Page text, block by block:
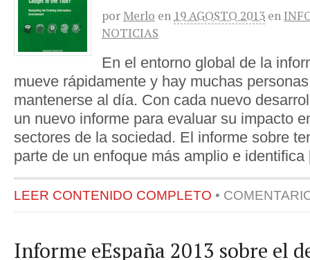
por Merlo en 19 AGOSTO 2013 en
NOTICIAS
En el entorno global de la
mueve rápidamente y hay muchas
mantenerse al día. Con cada nuevo
un nuevo informe para evaluar su impacto
sectores de la sociedad. El informe sobre
parte de un enfoque más amplio e
LEER CONTENIDO COMPLETO •
Informe eEspaña 2013 sobre el